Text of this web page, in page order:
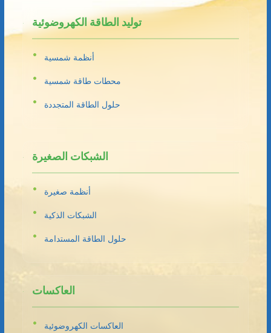
توليد الطاقة الكهروضوئية
أنظمة شمسية
محطات طاقة شمسية
حلول الطاقة المتجددة
الشبكات الصغيرة
أنظمة صغيرة
الشبكات الذكية
حلول الطاقة المستدامة
العاكسات
العاكسات الكهروضوئية